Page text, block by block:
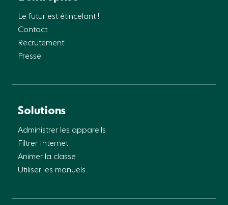
Le futur est étincelant !
Contact
Recrutement
Presse
Solutions
Administrer les appareils
Filtrer Internet
Animer la classe
Utiliser les manuels